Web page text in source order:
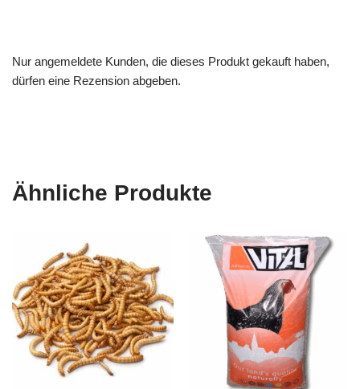
Nur angemeldete Kunden, die dieses Produkt gekauft haben,
dürfen eine Rezension abgeben.
Ähnliche Produkte